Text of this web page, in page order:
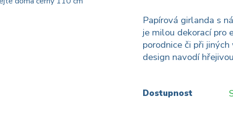
Papírová girlanda s
je milou dekorací pro
porodnice či při
design navodí
Dostupnost